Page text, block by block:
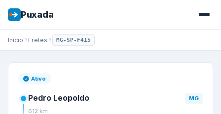
Puxada
Início Fretes MG-SP-F415
Frete de
Ativo
Pedro Leopoldo
MG
612 km